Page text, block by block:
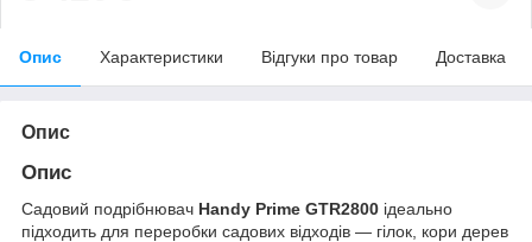
Опис Характеристики Відгуки про товар Доставка
Опис
Опис
Садовий подрібнювач Handy Prime GTR2800 ідеально
підходить для переробки садових відходів — гілок, кори дерев